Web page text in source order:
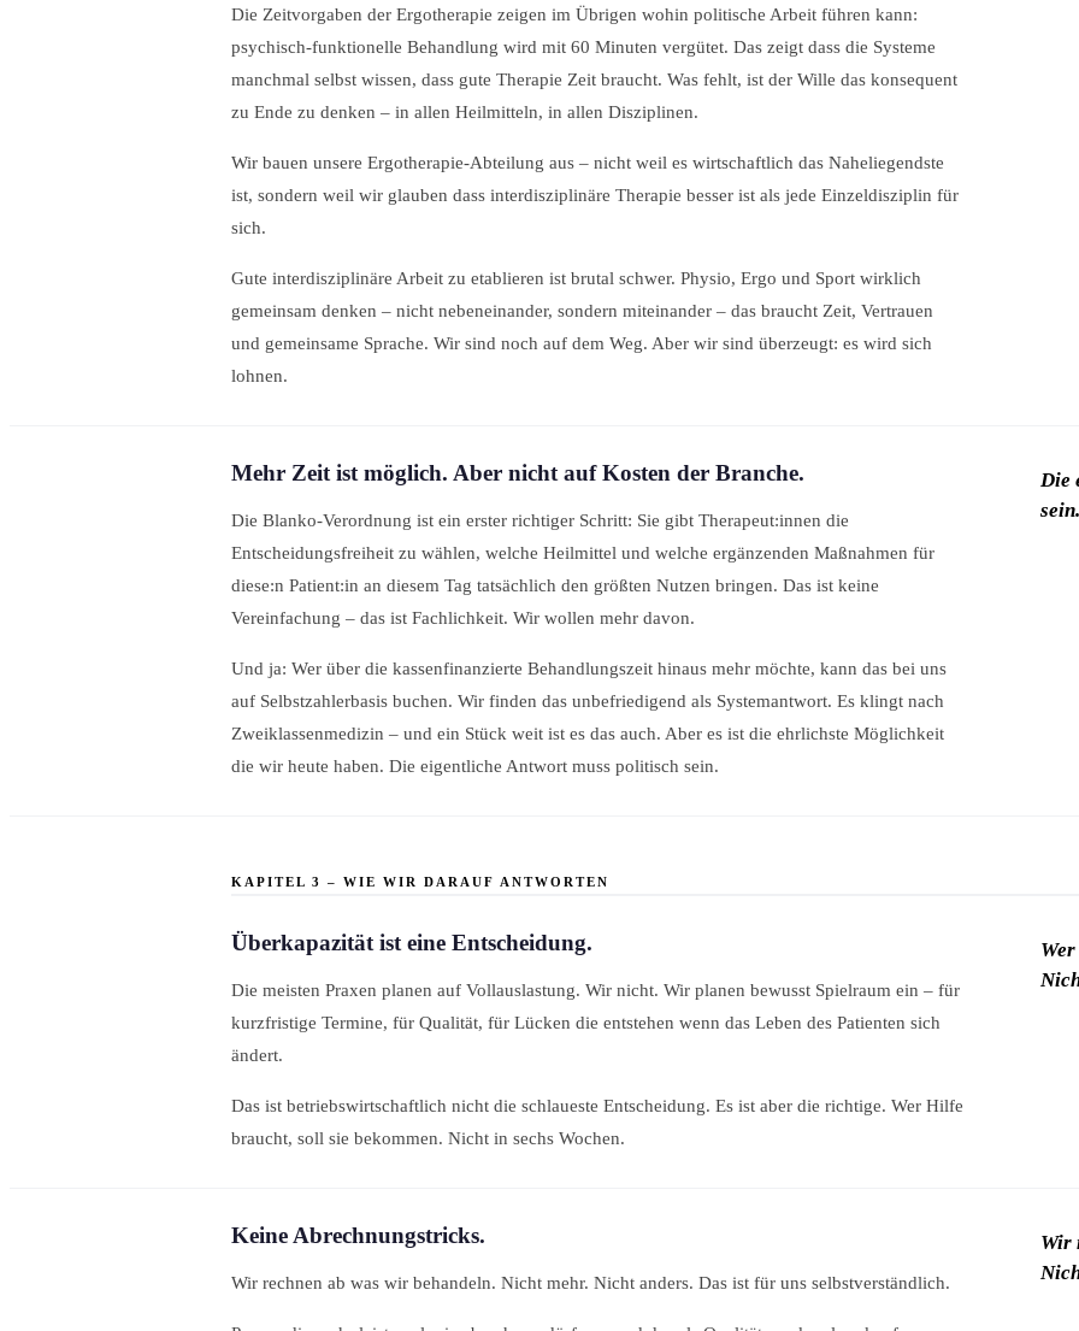
Die Zeitvorgaben der Ergotherapie zeigen im Übrigen wohin politische Arbeit führen kann:
psychisch-funktionelle Behandlung wird mit 60 Minuten vergütet. Das zeigt dass die Systeme
manchmal selbst wissen, dass gute Therapie Zeit braucht. Was fehlt, ist der Wille das konsequent
zu Ende zu denken – in allen Heilmitteln, in allen Disziplinen.
Wir bauen unsere Ergotherapie-Abteilung aus – nicht weil es wirtschaftlich das Naheliegendste
ist, sondern weil wir glauben dass interdisziplinäre Therapie besser ist als jede Einzeldisziplin für
sich.
Gute interdisziplinäre Arbeit zu etablieren ist brutal schwer. Physio, Ergo und Sport wirklich
gemeinsam denken – nicht nebeneinander, sondern miteinander – das braucht Zeit, Vertrauen
und gemeinsame Sprache. Wir sind noch auf dem Weg. Aber wir sind überzeugt: es wird sich
lohnen.
Mehr Zeit ist möglich. Aber nicht auf Kosten der Branche.
Die Blanko-Verordnung ist ein erster richtiger Schritt: Sie gibt Therapeut:innen die
Entscheidungsfreiheit zu wählen, welche Heilmittel und welche ergänzenden Maßnahmen für
diese:n Patient:in an diesem Tag tatsächlich den größten Nutzen bringen. Das ist keine
Vereinfachung – das ist Fachlichkeit. Wir wollen mehr davon.
Und ja: Wer über die kassenfinanzierte Behandlungszeit hinaus mehr möchte, kann das bei uns
auf Selbstzahlerbasis buchen. Wir finden das unbefriedigend als Systemantwort. Es klingt nach
Zweiklassenmedizin – und ein Stück weit ist es das auch. Aber es ist die ehrlichste Möglichkeit
die wir heute haben. Die eigentliche Antwort muss politisch sein.
Die
sein.
KAPITEL 3 – WIE WIR DARAUF ANTWORTEN
Überkapazität ist eine Entscheidung.
Die meisten Praxen planen auf Vollauslastung. Wir nicht. Wir planen bewusst Spielraum ein – für
kurzfristige Termine, für Qualität, für Lücken die entstehen wenn das Leben des Patienten sich
ändert.
Das ist betriebswirtschaftlich nicht die schlaueste Entscheidung. Es ist aber die richtige. Wer Hilfe
braucht, soll sie bekommen. Nicht in sechs Wochen.
Keine Abrechnungstricks.
Wir rechnen ab was wir behandeln. Nicht mehr. Nicht anders. Das ist für uns selbstverständlich.
Wir